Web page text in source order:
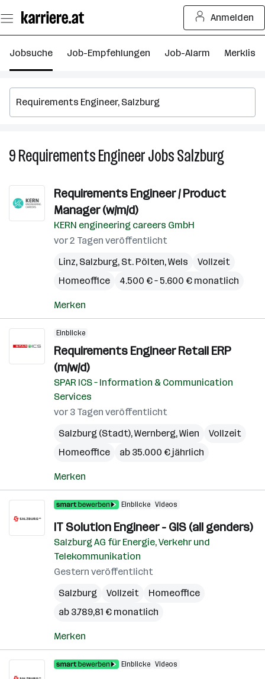
Seiteninhalt
springen
Anmelden
Jobsuche Job-Empfehlungen Job-Alarm Merkliste
9Requirements EngineerJobsSalzburg9
Jobs
Requirements Engineer / Product
Manager (w/m/d)
KERN engineering careers GmbH
vor 2 Tagen veröffentlicht
Linz, Salzburg, St. Pölten,Wels
Vollzeit
Homeoffice
4.500 € – 5.600 € monatlich
Merken
Einblicke
Requirements Engineer Retail ERP
(m/w/d)
SPAR ICS – Information & Communication
Services
vor 3 Tagen veröffentlicht
Salzburg (Stadt),Wernberg,Wien
Vollzeit
Homeoffice
ab 35.000 € jährlich
Merken
Einblicke Videos
IT Solution Engineer - GIS (all genders)
Salzburg AG für Energie, Verkehr und
Telekommunikation
Gestern veröffentlicht
Salzburg
Vollzeit
Homeoffice
ab 3.789,81 € monatlich
Merken
Einblicke Videos